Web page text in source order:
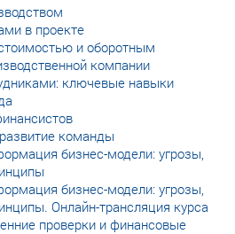
в проекте
и оборотным
компании
ключевые навыки
команды
бизнес-модели: угрозы,
бизнес-модели: угрозы,
Онлайн-трансляция курса
проверки и финансовые